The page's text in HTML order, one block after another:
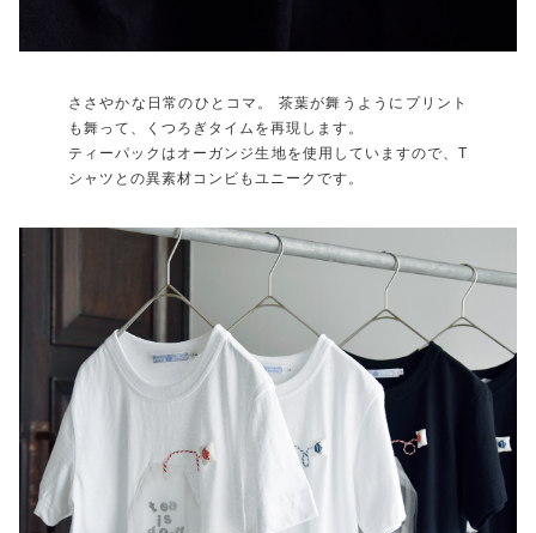
ささやかな日常のひとコマ。 茶葉が舞うようにプリント
も舞って、くつろぎタイムを再現します。
ティーパックはオーガンジ生地を使用していますので、T
シャツとの異素材コンビもユニークです。